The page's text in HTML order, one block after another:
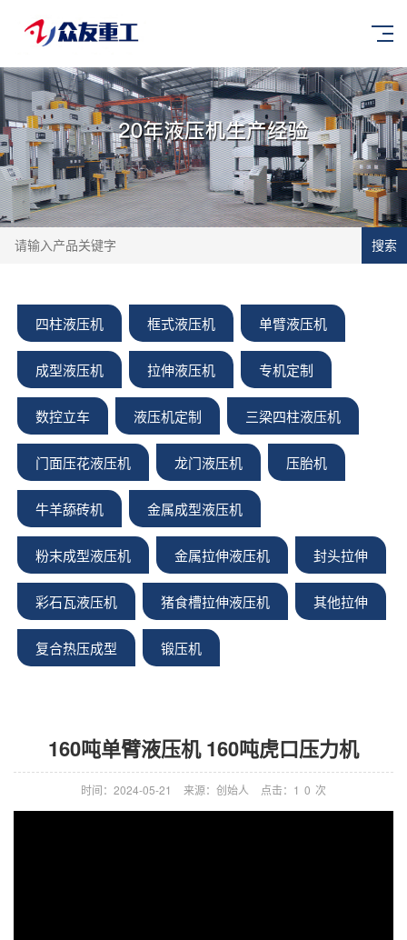
搜索
四柱液压机 框式液压机 单臂液压机
成型液压机 拉伸液压机 专机定制
数控立车 液压机定制 三梁四柱液压机
门面压花液压机 龙门液压机 压胎机
牛羊舔砖机 金属成型液压机
粉末成型液压机 金属拉伸液压机 封头拉伸
彩石瓦液压机 猪食槽拉伸液压机 其他拉伸
复合热压成型 锻压机
160吨单臂液压机 160吨虎口压力机
时间：2024-05-21 来源：创始人 点击：1 0 次